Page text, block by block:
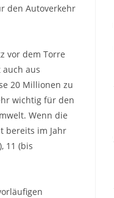
den Autoverkehr
vor dem Torre
auch aus
20 Millionen zu
wichtig für den
Wenn die
bereits im Jahr
11 (bis